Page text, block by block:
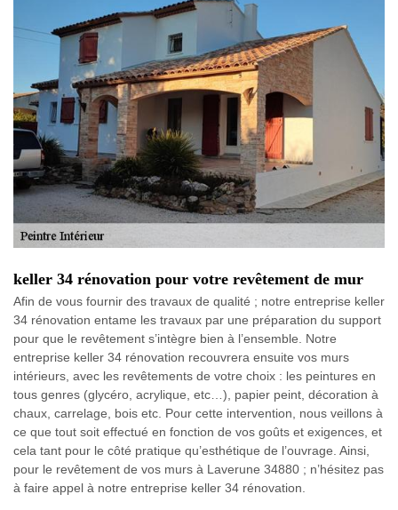
keller 34 rénovation pour votre revêtement de mur
Afin de vous fournir des travaux de qualité ; notre entreprise keller
34 rénovation entame les travaux par une préparation du support
pour que le revêtement s’intègre bien à l’ensemble. Notre
entreprise keller 34 rénovation recouvrera ensuite vos murs
intérieurs, avec les revêtements de votre choix : les peintures en
tous genres (glycéro, acrylique, etc…), papier peint, décoration à
chaux, carrelage, bois etc. Pour cette intervention, nous veillons à
ce que tout soit effectué en fonction de vos goûts et exigences, et
cela tant pour le côté pratique qu’esthétique de l’ouvrage. Ainsi,
pour le revêtement de vos murs à Laverune 34880 ; n’hésitez pas
à faire appel à notre entreprise keller 34 rénovation.